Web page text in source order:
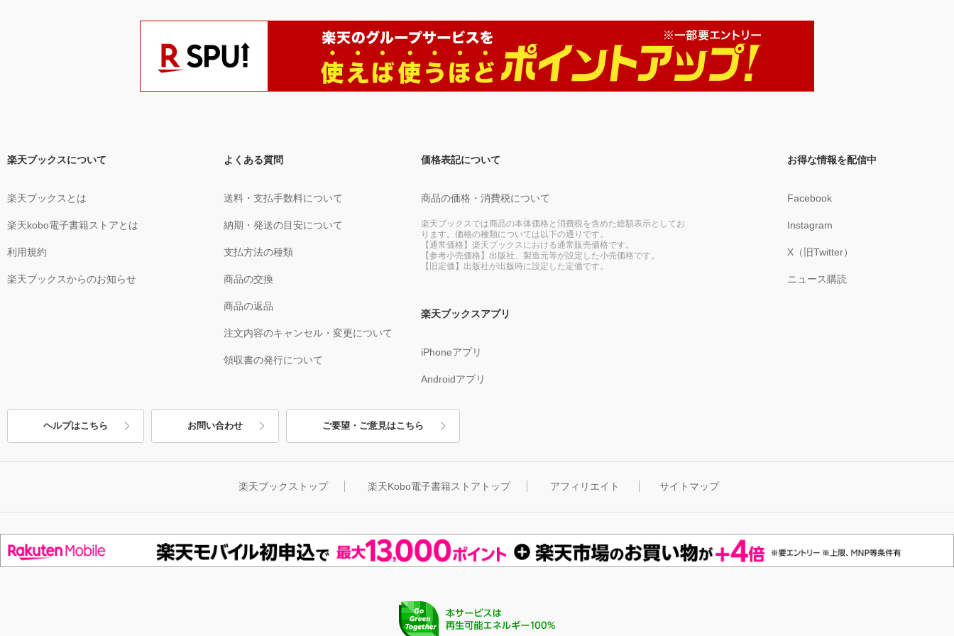
楽天ブックスについて
楽天ブックスとは
楽天kobo電子書籍ストアとは
利用規約
楽天ブックスからのお知らせ
よくある質問
送料・支払手数料について
納期・発送の目安について
支払方法の種類
商品の交換
商品の返品
注文内容のキャンセル・変更について
領収書の発行について
価格表記について
商品の価格・消費税について
楽天ブックスでは商品の本体価格と消費税を含めた総額表示としてお
ります。価格の種類については以下の通りです。
【通常価格】楽天ブックスにおける通常販売価格です。
【参考小売価格】出版社、製造元等が設定した小売価格です。
【旧定価】出版社が出版時に設定した定価です。
楽天ブックスアプリ
iPhoneアプリ
Androidアプリ
お得な情報を配信中
Facebook
Instagram
X（旧Twitter）
ニュース購読
ヘルプはこちら お問い合わせ ご要望・ご意見はこちら
楽天ブックストップ 楽天Kobo電子書籍ストアトップ アフィリエイト サイトマップ